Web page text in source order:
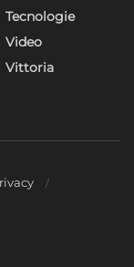
Tecnologie
Video
Vittoria